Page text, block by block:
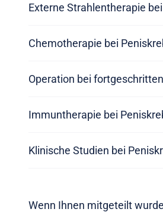
Externe Strahlentherapie
Chemotherapie bei
Operation bei
Immuntherapie bei
Klinische Studien bei
Wenn Ihnen mitgeteilt